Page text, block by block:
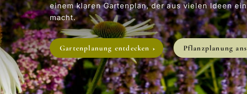
In diesem kostenlosen Stauden-
sich in vielen Gärten bewährt
voller Blüten – inklusive meiner
und weniger Frust im Garten.
Stauden-Tipps erhalten